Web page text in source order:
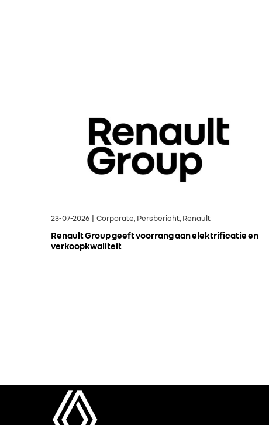
23-07-2026 | Corporate, Persbericht, Renault
Renault Group geeft voorrang aan elektrificatie en
verkoopkwaliteit